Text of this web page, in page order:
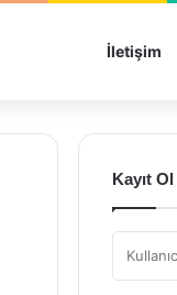
İletişim
Kayıt Ol